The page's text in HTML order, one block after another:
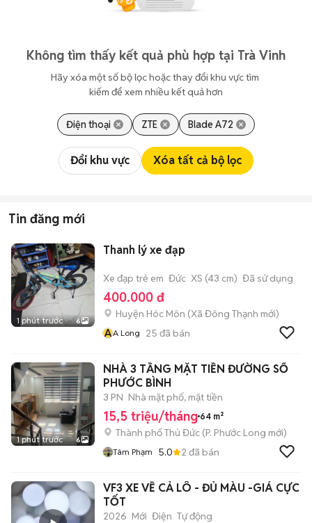
Không tìm thấy kết quả phù hợp tại Trà Vinh
Hãy xóa một số bộ lọc hoặc thay đổi khu vực tìm
kiếm để xem nhiều kết quả hơn
Điện thoại ZTE Blade A72
Đổi khu vực Xóa tất cả bộ lọc
Tin đăng mới
1 phút trước 6
Thanh lý xe đạp
Xe đạp trẻ em Đức XS (43 cm) Đã sử dụng
400.000 đ
Huyện Hóc Môn (Xã Đông Thạnh mới)
AA Long 25 đã bán
1 phút trước 6
NHÀ 3 TẦNG MẶT TIỀN ĐƯỜNG SỐ
PHƯỚC BÌNH
3 PN Nhà mặt phố, mặt tiền
15,5 triệu/tháng 64 m²
Thành phố Thủ Đức (P. Phước Long mới)
Tâm Phạm 5.0 2 đã bán
VF3 XE VỀ CẢ LÔ - ĐỦ MÀU -GIÁ CỰC
TỐT
2026 Mới Điện Tự động